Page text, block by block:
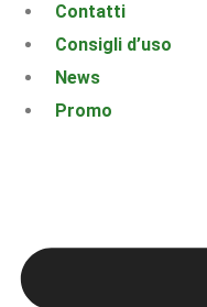
Contatti
Consigli d’uso
News
Promo